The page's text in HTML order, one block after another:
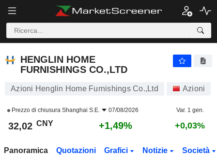
HENGLIN HOME
FURNISHINGS CO.,LTD
Azioni Henglin Home Furnishings Co.,Ltd Azioni
Prezzo di chiusura Shanghai S.E. 07/08/2026 Var. 1 gen.
32,02 CNY +1,49% +0,03%
Panoramica Quotazioni Grafici Notizie Società